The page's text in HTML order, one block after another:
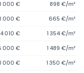
000 €
898 €/m²
000 €
665 €/m²
010 €
1 354 €/m²
000 €
1 489 €/m²
000 €
1 350 €/m²